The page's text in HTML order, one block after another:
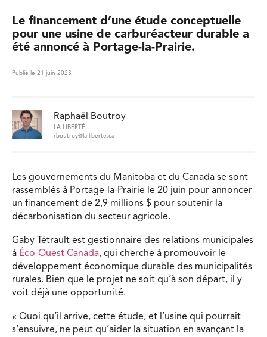
Le financement d’une étude conceptuelle
pour une usine de carburéacteur durable a
été annoncé à Portage-la-Prairie.
Publié le 21 juin 2023
Raphaël Boutroy
LA LIBERTÉ
rboutroy@la-liberte.ca
Les gouvernements du Manitoba et du Canada se sont
rassemblés à Portage-la-Prairie le 20 juin pour annoncer
un financement de 2,9 millions $ pour soutenir la
décarbonisation du secteur agricole.
Gaby Tétrault est gestionnaire des relations municipales
à Éco-Ouest Canada, qui cherche à promouvoir le
développement économique durable des municipalités
rurales. Bien que le projet ne soit qu’à son départ, il y
voit déjà une opportunité.
« Quoi qu’il arrive, cette étude, et l’usine qui pourrait
s’ensuivre, ne peut qu’aider la situation en avançant la